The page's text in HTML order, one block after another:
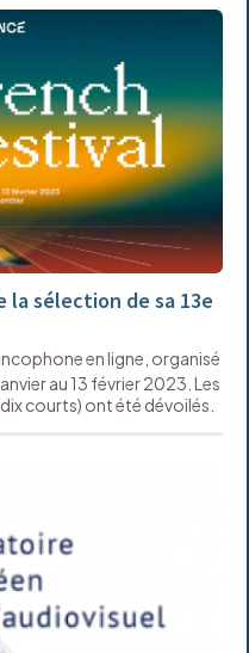
la sélection de sa 13e
en ligne, organisé
au 13 février 2023. Les
courts) ont été dévoilés.